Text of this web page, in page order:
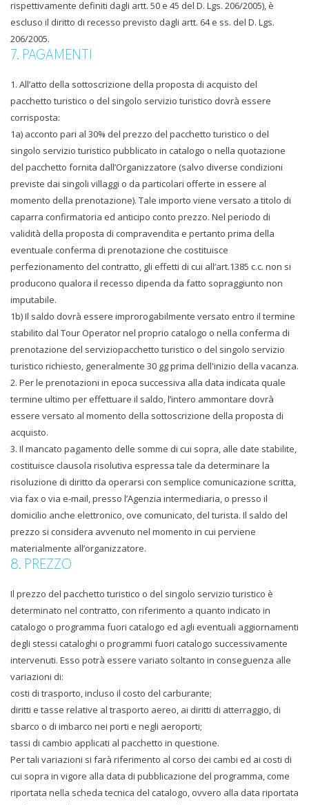
rispettivamente definiti dagli artt. 50 e 45 del D. Lgs. 206/2005), è
escluso il diritto di recesso previsto dagli artt. 64 e ss. del D. Lgs.
206/2005.
7. PAGAMENTI
1. All’atto della sottoscrizione della proposta di acquisto del
pacchetto turistico o del singolo servizio turistico dovrà essere
corrisposta:
1a) acconto pari al 30% del prezzo del pacchetto turistico o del
singolo servizio turistico pubblicato in catalogo o nella quotazione
del pacchetto fornita dall’Organizzatore (salvo diverse condizioni
previste dai singoli villaggi o da particolari offerte in essere al
momento della prenotazione). Tale importo viene versato a titolo di
caparra confirmatoria ed anticipo conto prezzo. Nel periodo di
validità della proposta di compravendita e pertanto prima della
eventuale conferma di prenotazione che costituisce
perfezionamento del contratto, gli effetti di cui all’art.1385 c.c. non si
producono qualora il recesso dipenda da fatto sopraggiunto non
imputabile.
1b) Il saldo dovrà essere improrogabilmente versato entro il termine
stabilito dal Tour Operator nel proprio catalogo o nella conferma di
prenotazione del serviziopacchetto turistico o del singolo servizio
turistico richiesto, generalmente 30 gg prima dell'inizio della vacanza.
2. Per le prenotazioni in epoca successiva alla data indicata quale
termine ultimo per effettuare il saldo, l’intero ammontare dovrà
essere versato al momento della sottoscrizione della proposta di
acquisto.
3. Il mancato pagamento delle somme di cui sopra, alle date stabilite,
costituisce clausola risolutiva espressa tale da determinare la
risoluzione di diritto da operarsi con semplice comunicazione scritta,
via fax o via e-mail, presso l’Agenzia intermediaria, o presso il
domicilio anche elettronico, ove comunicato, del turista. Il saldo del
prezzo si considera avvenuto nel momento in cui perviene
materialmente all’organizzatore.
8. PREZZO
Il prezzo del pacchetto turistico o del singolo servizio turistico è
determinato nel contratto, con riferimento a quanto indicato in
catalogo o programma fuori catalogo ed agli eventuali aggiornamenti
degli stessi cataloghi o programmi fuori catalogo successivamente
intervenuti. Esso potrà essere variato soltanto in conseguenza alle
variazioni di:
costi di trasporto, incluso il costo del carburante;
diritti e tasse relative al trasporto aereo, ai diritti di atterraggio, di
sbarco o di imbarco nei porti e negli aeroporti;
tassi di cambio applicati al pacchetto in questione.
Per tali variazioni si farà riferimento al corso dei cambi ed ai costi di
cui sopra in vigore alla data di pubblicazione del programma, come
riportata nella scheda tecnica del catalogo, ovvero alla data riportata